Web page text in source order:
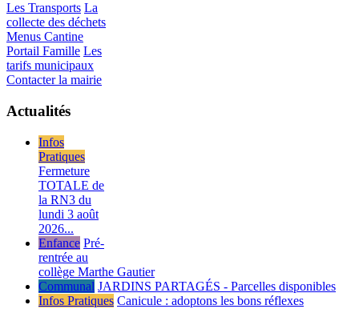
Les Transports La
collecte des déchets
Menus Cantine
Portail Famille Les
tarifs municipaux
Contacter la mairie
Actualités
Infos
Pratiques
Fermeture
TOTALE de
la RN3 du
lundi 3 août
2026...
Enfance Pré-
rentrée au
collège Marthe Gautier
Communal JARDINS PARTAGÉS - Parcelles disponibles
Infos Pratiques Canicule : adoptons les bons réflexes